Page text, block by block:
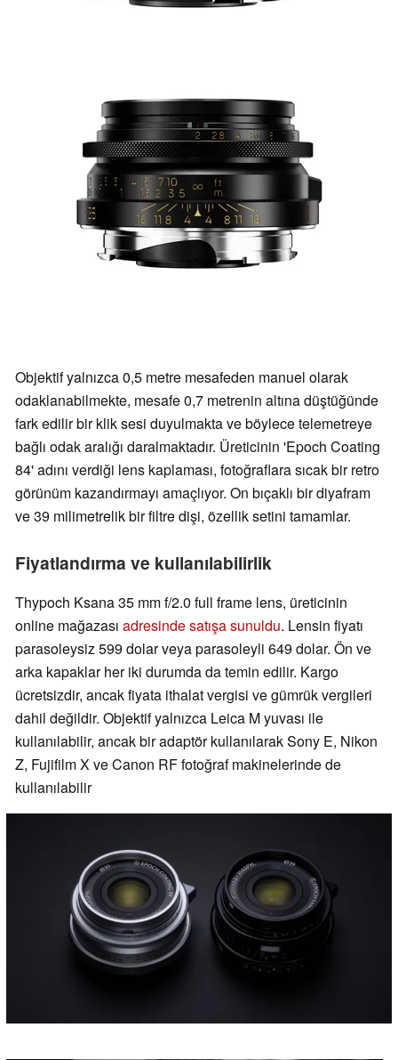
Objektif yalnızca 0,5 metre mesafeden manuel olarak
odaklanabilmekte, mesafe 0,7 metrenin altına düştüğünde
fark edilir bir klik sesi duyulmakta ve böylece telemetreye
bağlı odak aralığı daralmaktadır. Üreticinin 'Epoch Coating
84' adını verdiği lens kaplaması, fotoğraflara sıcak bir retro
görünüm kazandırmayı amaçlıyor. On bıçaklı bir diyafram
ve 39 milimetrelik bir filtre dişi, özellik setini tamamlar.
Fiyatlandırma ve kullanılabilirlik
Thypoch Ksana 35 mm f/2.0 full frame lens, üreticinin
online mağazası adresinde satışa sunuldu. Lensin fiyatı
parasoleysiz 599 dolar veya parasoleyli 649 dolar. Ön ve
arka kapaklar her iki durumda da temin edilir. Kargo
ücretsizdir, ancak fiyata ithalat vergisi ve gümrük vergileri
dahil değildir. Objektif yalnızca Leica M yuvası ile
kullanılabilir, ancak bir adaptör kullanılarak Sony E, Nikon
Z, Fujifilm X ve Canon RF fotoğraf makinelerinde de
kullanılabilir